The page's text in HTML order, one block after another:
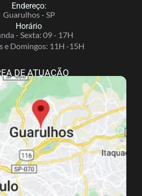
Endereço:
Guarulhos - SP
Horário
- Sexta: 09 - 17H
e Domingos: 11H -15H
DE ATUAÇÃO